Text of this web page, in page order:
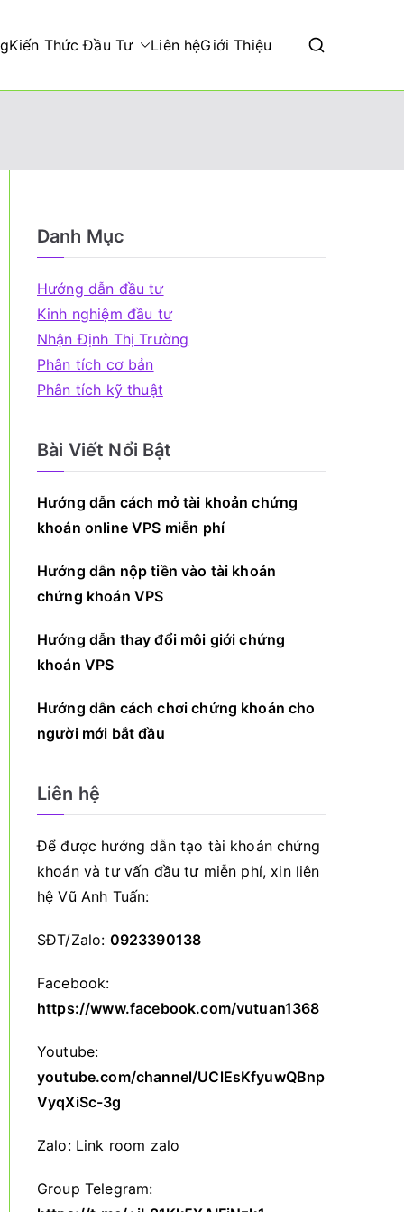
Kiến Thức Đầu Tư Liên hệGiới Thiệu
Danh Mục
Hướng dẫn đầu tư
Kinh nghiệm đầu tư
Nhận Định Thị Trường
Phân tích cơ bản
Phân tích kỹ thuật
Bài Viết Nổi Bật
Hướng dẫn cách mở tài khoản chứng
khoán online VPS miễn phí
Hướng dẫn nộp tiền vào tài khoản
chứng khoán VPS
Hướng dẫn thay đổi môi giới chứng
khoán VPS
Hướng dẫn cách chơi chứng khoán cho
người mới bắt đầu
Liên hệ
Để được hướng dẫn tạo tài khoản chứng
khoán và tư vấn đầu tư miễn phí, xin liên
hệ Vũ Anh Tuấn:
SĐT/Zalo: 0923390138
Facebook:
https://www.facebook.com/vutuan1368
Youtube:
youtube.com/channel/UClEsKfyuwQBnp
VyqXiSc-3g
Zalo: Link room zalo
Group Telegram: